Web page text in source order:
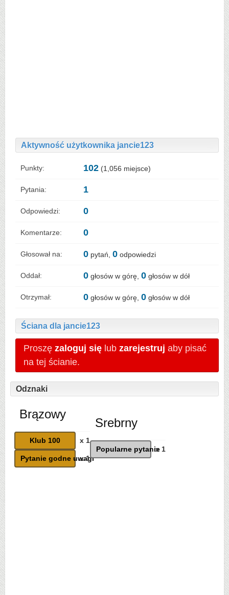
Aktywność użytkownika jancie123
Punkty: 102 (1,056 miejsce)
Pytania: 1
Odpowiedzi: 0
Komentarze: 0
Głosował na: 0 pytań, 0 odpowiedzi
Oddał: 0 głosów w górę, 0 głosów w dół
Otrzymał: 0 głosów w górę, 0 głosów w dół
Ściana dla jancie123
Proszę zaloguj się lub zarejestruj aby pisać
na tej ścianie.
Odznaki
Brązowy
Klub 100 x 1
Pytanie godne uwagi
x 1
Srebrny
Popularne pytaniex 1